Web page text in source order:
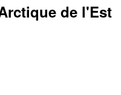
de l'Est